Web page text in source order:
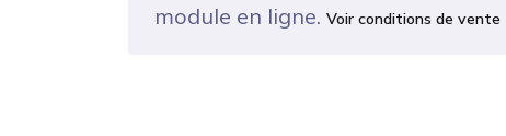
module en ligne. Voir conditions de vente